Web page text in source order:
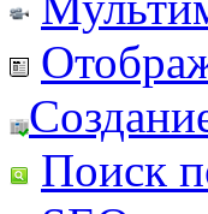
Поиск